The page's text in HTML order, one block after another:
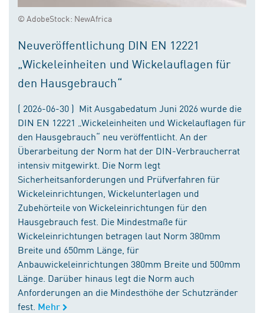
© AdobeStock: NewAfrica
Neuveröffentlichung DIN EN 12221
„Wickeleinheiten und Wickelauflagen für
den Hausgebrauch“
( 2026-06-30 ) Mit Ausgabedatum Juni 2026 wurde die
DIN EN 12221 „Wickeleinheiten und Wickelauflagen für
den Hausgebrauch“ neu veröffentlicht. An der
Überarbeitung der Norm hat der DIN-Verbraucherrat
intensiv mitgewirkt. Die Norm legt
Sicherheitsanforderungen und Prüfverfahren für
Wickeleinrichtungen, Wickelunterlagen und
Zubehörteile von Wickeleinrichtungen für den
Hausgebrauch fest. Die Mindestmaße für
Wickeleinrichtungen betragen laut Norm 380mm
Breite und 650mm Länge, für
Anbauwickeleinrichtungen 380mm Breite und 500mm
Länge. Darüber hinaus legt die Norm auch
Anforderungen an die Mindesthöhe der Schutzränder
fest. Mehr